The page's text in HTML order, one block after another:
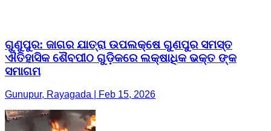
ଗୁଣୁପୁର: ଜାଗର ଯାତ୍ରା ଉପଲକ୍ଷେ ଗୁଣପୁର ସମସ୍ତ
ଐତିହାସିକ ଶୈବପୀଠ ଗୁଡ଼ିକରେ ଲକ୍ଷାଧିକ ଭକ୍ତ ଙ୍କ
ସମାଗମ
Gunupur, Rayagada | Feb 15, 2026